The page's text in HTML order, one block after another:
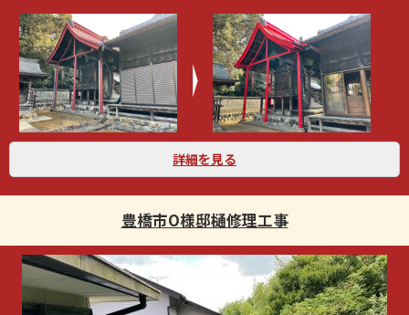
詳細を見る
豊橋市O様邸樋修理工事